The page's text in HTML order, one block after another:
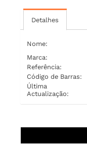
Detalhes
Nome:
Marca:
Referência:
Código de Barras:
Última
Actualização: